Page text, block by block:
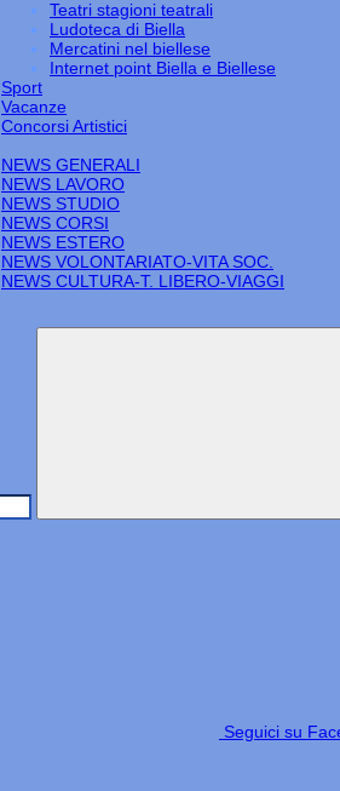
Teatri stagioni teatrali
Ludoteca di Biella
Mercatini nel biellese
Internet point Biella e Biellese
Sport
Vacanze
Concorsi Artistici
NEWS GENERALI
NEWS LAVORO
NEWS STUDIO
NEWS CORSI
NEWS ESTERO
NEWS VOLONTARIATO-VITA SOC.
NEWS CULTURA-T. LIBERO-VIAGGI
Seguici su